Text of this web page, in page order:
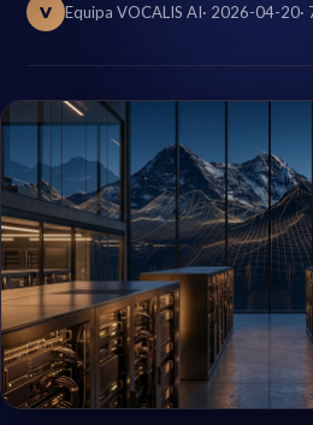
V Equipa VOCALIS AI· 2026-04-20·